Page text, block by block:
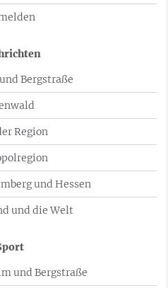
Bergstraße
Region
und Hessen
und die Welt
und Bergstraße